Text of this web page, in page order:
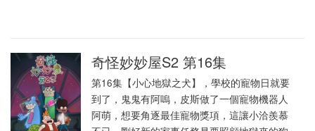
奇怪妙妙屋S2 第16集
第16集【小心地獄之犬】，學校的寵物日就要
到了，鬼鬼有阿嗚，皮斯做了一個寵物機器人
阿萌，想要角逐最佳寵物獎項，這讓小洽羨慕